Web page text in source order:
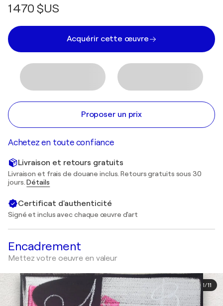
1 470 $US
Acquérir cette œuvre
Proposer un prix
Achetez en toute confiance
Livraison et retours gratuits
Livraison et frais de douane inclus. Retours gratuits sous 30
jours.Détails
Certificat d'authenticité
Signé et inclus avec chaque œuvre d'art
Encadrement
Mettez votre oeuvre en valeur
1/11